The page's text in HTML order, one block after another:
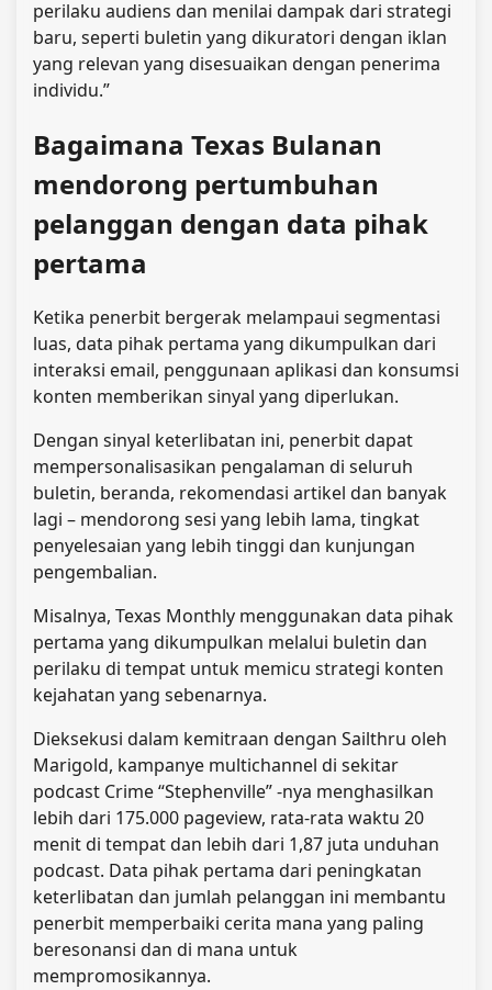
perilaku audiens dan menilai dampak dari strategi
baru, seperti buletin yang dikuratori dengan iklan
yang relevan yang disesuaikan dengan penerima
individu.”
Bagaimana Texas Bulanan
mendorong pertumbuhan
pelanggan dengan data pihak
pertama
Ketika penerbit bergerak melampaui segmentasi
luas, data pihak pertama yang dikumpulkan dari
interaksi email, penggunaan aplikasi dan konsumsi
konten memberikan sinyal yang diperlukan.
Dengan sinyal keterlibatan ini, penerbit dapat
mempersonalisasikan pengalaman di seluruh
buletin, beranda, rekomendasi artikel dan banyak
lagi – mendorong sesi yang lebih lama, tingkat
penyelesaian yang lebih tinggi dan kunjungan
pengembalian.
Misalnya, Texas Monthly menggunakan data pihak
pertama yang dikumpulkan melalui buletin dan
perilaku di tempat untuk memicu strategi konten
kejahatan yang sebenarnya.
Dieksekusi dalam kemitraan dengan Sailthru oleh
Marigold, kampanye multichannel di sekitar
podcast Crime “Stephenville” -nya menghasilkan
lebih dari 175.000 pageview, rata-rata waktu 20
menit di tempat dan lebih dari 1,87 juta unduhan
podcast. Data pihak pertama dari peningkatan
keterlibatan dan jumlah pelanggan ini membantu
penerbit memperbaiki cerita mana yang paling
beresonansi dan di mana untuk
mempromosikannya.